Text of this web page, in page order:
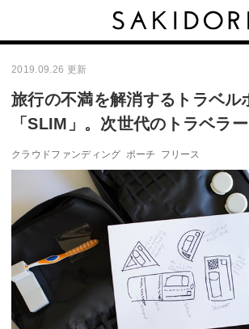
2019.09.26 更新
旅行の不満を解消するトラベル
「SLIM」。次世代のトラベラ
クラウドファンディング ポーチ フリース